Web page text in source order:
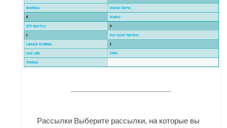
Рассылки Выберите рассылки, на которые вы